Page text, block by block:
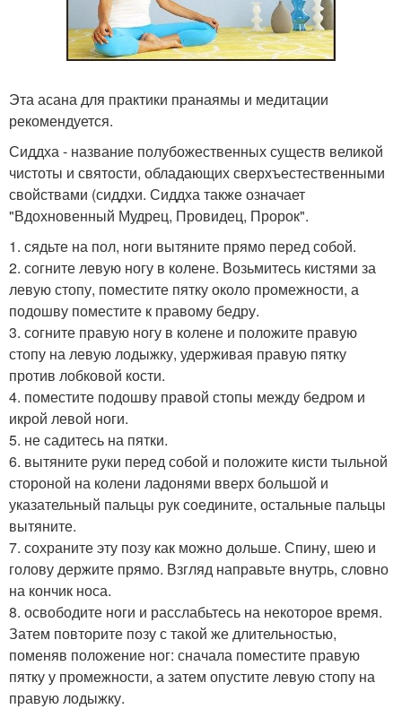
Эта асана для практики пранаямы и медитации
рекомендуется.
Сиддха - название полубожественных существ великой
чистоты и святости, обладающих сверхъестественными
свойствами (сиддхи. Сиддха также означает
"Вдохновенный Мудрец, Провидец, Пророк".
1. сядьте на пол, ноги вытяните прямо перед собой.
2. согните левую ногу в колене. Возьмитесь кистями за
левую стопу, поместите пятку около промежности, а
подошву поместите к правому бедру.
3. согните правую ногу в колене и положите правую
стопу на левую лодыжку, удерживая правую пятку
против лобковой кости.
4. поместите подошву правой стопы между бедром и
икрой левой ноги.
5. не садитесь на пятки.
6. вытяните руки перед собой и положите кисти тыльной
стороной на колени ладонями вверх большой и
указательный пальцы рук соедините, остальные пальцы
вытяните.
7. сохраните эту позу как можно дольше. Спину, шею и
голову держите прямо. Взгляд направьте внутрь, словно
на кончик носа.
8. освободите ноги и расслабьтесь на некоторое время.
Затем повторите позу с такой же длительностью,
поменяв положение ног: сначала поместите правую
пятку у промежности, а затем опустите левую стопу на
правую лодыжку.